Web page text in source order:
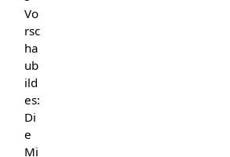
Vo
rsc
ha
ub
ild
es:
Di
e
Mi